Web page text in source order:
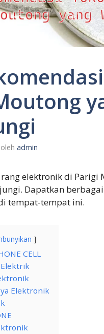
oleh admin
elektronik di Parigi
Dapatkan
tempat-tempat ini.
CELL
Elektrik
Elektronik